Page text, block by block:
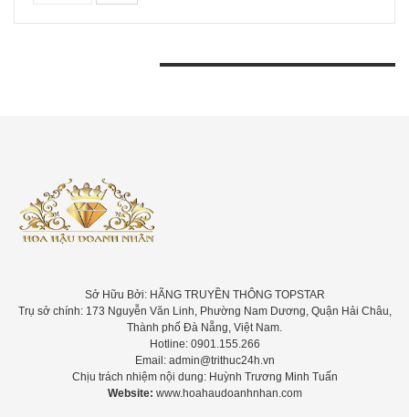
Sở Hữu Bởi: HÃNG TRUYỀN THÔNG TOPSTAR
Trụ sở chính: 173 Nguyễn Văn Linh, Phường Nam Dương, Quận Hải Châu,
Thành phố Đà Nẵng, Việt Nam.
Hotline: 0901.155.266
Email: admin@trithuc24h.vn
Chịu trách nhiệm nội dung: Huỳnh Trương Minh Tuấn
Website: www.hoahaudoanhnhan.com